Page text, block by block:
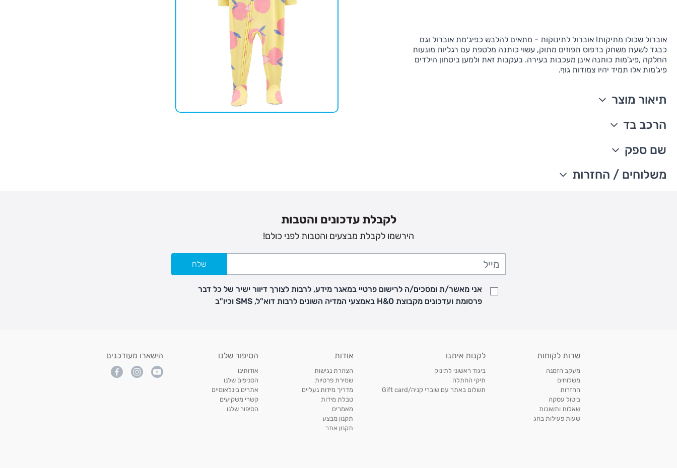
אוברול שכולו מתיקות! אוברול לתינוקות - מתאים להלבש כפיג׳מת אוברול וגם
כבגד לשעת משחק בדפוס תפוזים מתוק, עשוי כותנה מלטפת עם רגליות מונעות
החלקה ,פיג'מות כותנה אינן מעכבות בעירה. בעקבות זאת ולמען ביטחון הילדים
פיג'מות אלו תמיד יהיו צמודות גוף.
תיאור מוצר
רוכסן מהקרסוליים ועד הסנטר
רגליות מובנות
חפתים וצווארון ריב
דפוס תפוזים
הרכב בד
פיג'מות כותנה אינן מעכבות בעירה. בעקבות זאת ולמען ביטחון הילדים פיג'מות
אלו תמיד יהיו צמודות גוף
100% כותנה ריב
שם ספק
The William Carter's company
משלוחים / החזרות
ימי עסקים מעת ביצוע ההזמנה
• לפניות ובירורים בנושא משלוחים אנא פנו לשירות הלקוחות בצ'אט באתר
כתובת: אבא אחימאיר 31, תל אביב (מאחורי בנק הפועלים מול הדואר). ניתן לאסוף הזמנות בימים א'-
• יש לוודא שחבילה התקבלה טרם ההגעה. סמס יישלח החבילה מוכנה לאיסוף. טלפון לבירור בסניף:
לקבלת עדכונים והטבות
הירשמו לקבלת מבצעים והטבות לפני כולם!
שלח
אני מאשר/ת ומסכים/ה לרישום פרטיי במאגר מידע, לרבות לצורך דיוור ישיר של כל דבר
פרסומת ועדכונים מקבוצת H&O באמצעי המדיה השונים לרבות דוא"ל, SMS וכיו"ב
שרות לקוחות
מעקב הזמנה
משלוחים
החזרות
ביטול עסקה
שאלות ותשובות
שעות פעילות בחג
לקנות איתנו
ביגוד ראשוני לתינוק
תיקי החתלה
תשלום באתר עם שוברי קניה/Gift card
אודות
הצהרת נגישות
שמירת פרטיות
מדריך מידות נעליים
טבלת מידות
מאמרים
תקנון מבצע
תקנון אתר
הסיפור שלנו
אודותינו
הסניפים שלנו
אתרים בינלאומיים
קשרי משקיעים
הסיפור שלנו
הישארו מעודכנים